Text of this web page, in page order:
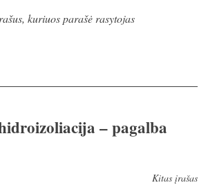
kuriuos parašė rasytojas
– pagalba
Kitas įrašas